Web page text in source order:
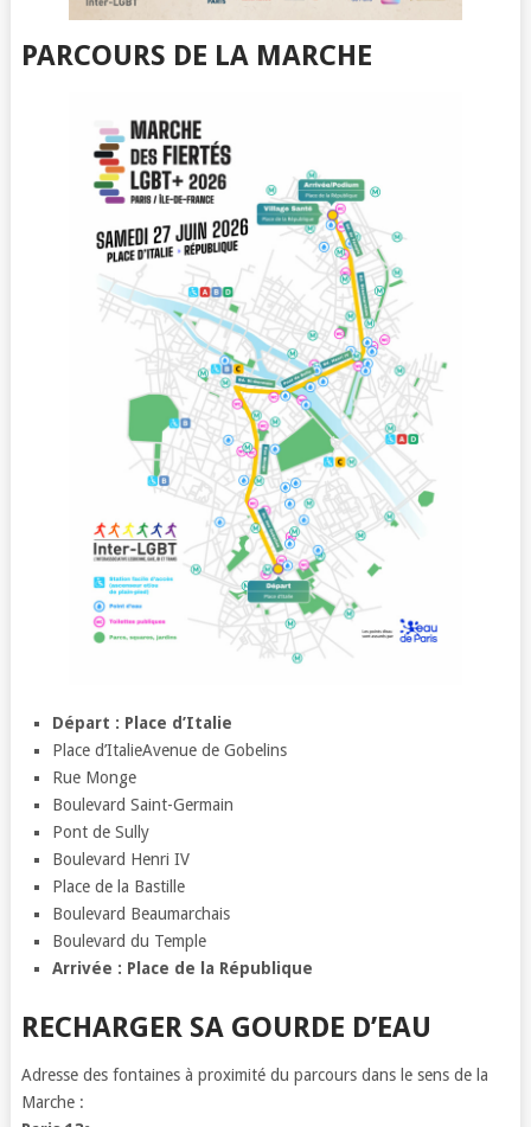
PARCOURS DE LA MARCHE
Départ : Place d’Italie
Place d’ItalieAvenue de Gobelins
Rue Monge
Boulevard Saint-Germain
Pont de Sully
Boulevard Henri IV
Place de la Bastille
Boulevard Beaumarchais
Boulevard du Temple
Arrivée : Place de la République
RECHARGER SA GOURDE D’EAU
Adresse des fontaines à proximité du parcours dans le sens de la
Marche :